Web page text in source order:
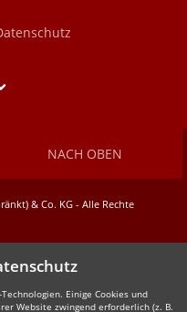
NACH OBEN
& Co. KG - Alle Rechte
Einige Cookies und
Website zwingend erforderlich (z. B.